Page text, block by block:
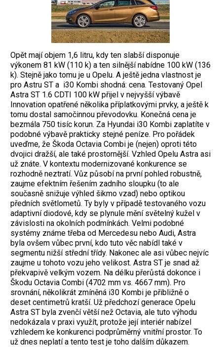
Opět mají objem 1,6 litru, kdy ten slabší disponuje
výkonem 81 kW (110 k) a ten silnější nabídne 100 kW (136
k). Stejně jako tomu je u Opelu. A ještě jedna vlastnost je
pro Astru ST a i30 Kombi shodná: cena. Testovaný Opel
Astra ST 1.6 CDTI 100 kW přijel v nejvyšší výbavě
Innovation opatřené několika příplatkovými prvky, a ještě k
tomu dostal samočinnou převodovku. Konečná cena je
bezmála 750 tisíc korun. Za Hyundai i30 Kombi zaplatíte v
podobné výbavě prakticky stejné peníze. Pro pořádek
uveďme, že Škoda Octavia Combi je (nejen) oproti této
dvojici dražší, ale také prostornější. Vzhled Opelu Astra asi
už znáte. V kontextu modernizované konkurence se
rozhodně neztratí. Vůz působí na první pohled robustně,
zaujme efektním řešením zadního sloupku (to ale
současně snižuje výhled šikmo vzad) nebo optikou
předních světlometů. Ty byly v případě testovaného vozu
adaptivní diodové, kdy se plynule mění světelný kužel v
závislosti na okolních podmínkách. Velmi podobné
systémy známe třeba od Mercedesu nebo Audi, Astra
byla ovšem vůbec první, kdo tuto věc nabídl také v
segmentu nižší střední třídy. Nakonec ale asi vůbec nejvíc
zaujme u tohoto vozu jeho velikost. Astra ST je snad až
překvapivě velkým vozem. Na délku přerůstá dokonce i
Škodu Octavia Combi (4702 mm vs. 4667 mm). Pro
srovnání, několikrát zmíněná i30 Kombi je přibližně o
deset centimetrů kratší. Už předchozí generace Opelu
Astra ST byla zvenčí větší než Octavia, ale tuto výhodu
nedokázala v praxi využít, protože její interiér nabízel
vzhledem ke konkurenci podprůměrný vnitřní prostor. To
už dnes neplatí a tento test je toho dalším důkazem.